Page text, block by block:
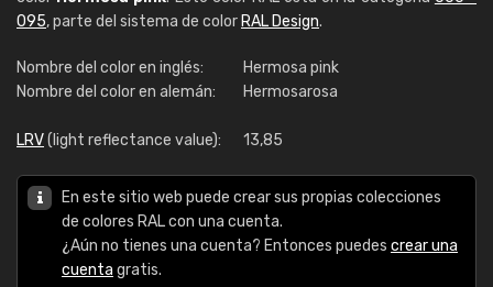
095, parte del sistema de color RAL Design.
Nombre del color en inglés:
Hermosa pink
Nombre del color en alemán:
Hermosarosa
LRV(light reflectance value): 13,85
En este sitio web puede crear sus propias colecciones
de colores RAL con una cuenta.
¿Aún no tienes una cuenta? Entonces puedes crear una
cuenta gratis.